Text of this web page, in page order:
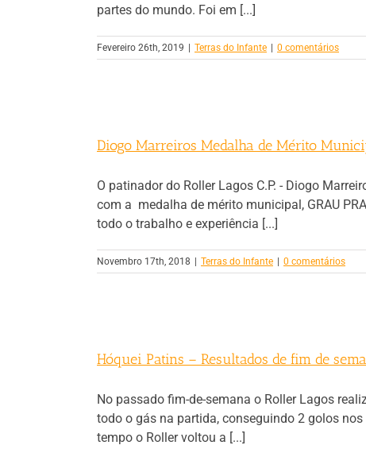
partes do mundo. Foi em [...]
Fevereiro 26th, 2019 Terras do Infante 0 comentários
Diogo Marreiros Medalha de Mérito
O patinador do Roller Lagos C.P. - Diogo
com a medalha de mérito municipal, GRAU
todo o trabalho e experiência [...]
Novembro 17th, 2018 Terras do Infante 0 comentários
Hóquei Patins – Resultados de fim de
No passado fim-de-semana o Roller Lagos
todo o gás na partida, conseguindo 2 golos
tempo o Roller voltou a [...]